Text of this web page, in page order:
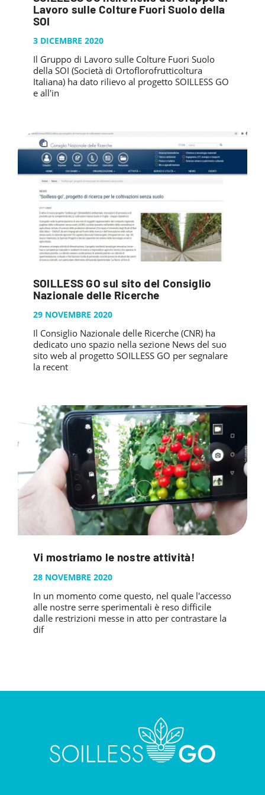
SYSMAN PROGETTI & SERVIZI SRL
TASK 3.6
TASK 3.7
TASK 3.8
TASK 3.9
PUBBLICAZIONI
ARTICOLO DELLA SETTIMANA
RASSEGNA STAMPA
TESI DI LAUREA
GALLERY
VIDEO GALLERY
CONTATTI
Lavoro sulle Colture Fuori Suolo della
SOI
3 DICEMBRE 2020
Il Gruppo di Lavoro sulle Colture Fuori Suolo
della SOI (Società di Ortoflorofrutticoltura
Italiana) ha dato rilievo al progetto SOILLESS GO
e all'in
SOILLESS GO sul sito del Consiglio
Nazionale delle Ricerche
29 NOVEMBRE 2020
Il Consiglio Nazionale delle Ricerche (CNR) ha
dedicato uno spazio nella sezione News del suo
sito web al progetto SOILLESS GO per segnalare
la recent
Vi mostriamo le nostre attività!
28 NOVEMBRE 2020
In un momento come questo, nel quale l'accesso
alle nostre serre sperimentali è reso difficile
dalle restrizioni messe in atto per contrastare la
dif